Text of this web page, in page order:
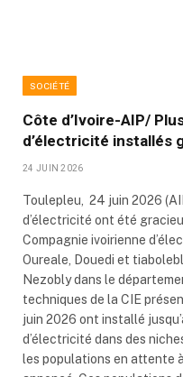
SOCIÉTÉ
Côte d’Ivoire-AIP/
d’électricité installés
24 JUIN 2026
Toulepleu, 24 juin 2026
d’électricité ont été
Compagnie ivoirienne
Oureale, Douedi et
Nezobly dans le
techniques de la CIE
juin 2026 ont installé
d’électricité dans des
les populations en attente